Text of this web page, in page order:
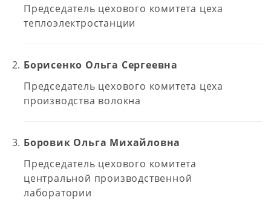
Председатель цехового комитета цеха
теплоэлектростанции
Борисенко Ольга Сергеевна
Председатель цехового комитета цеха
производства волокна
Боровик Ольга Михайловна
Председатель цехового комитета
центральной производственной
лаборатории